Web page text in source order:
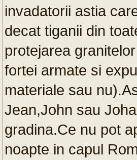
invadatorii astia
decat tiganii din
protejarea
fortei armate si
materiale sau
Jean,John sau
gradina.Ce nu pot
noapte in capul